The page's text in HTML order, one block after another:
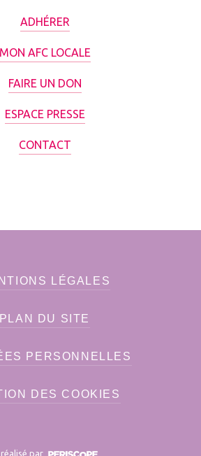
ADHÉRER
MON AFC LOCALE
FAIRE UN DON
ESPACE PRESSE
CONTACT
LÉGALES
PLAN DU SITE
PERSONNELLES
DES COOKIES
par